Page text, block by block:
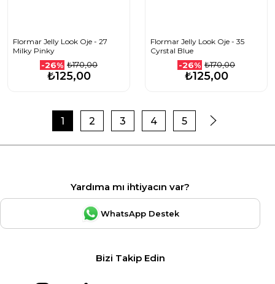
Flormar Jelly Look Oje - 27
Milky Pinky
-26% ₺170,00
₺125,00
Flormar Jelly Look Oje - 35
Cyrstal Blue
-26% ₺170,00
₺125,00
1 2 3 4 5
Yardıma mı ihtiyacın var?
WhatsApp Destek
Bizi Takip Edin